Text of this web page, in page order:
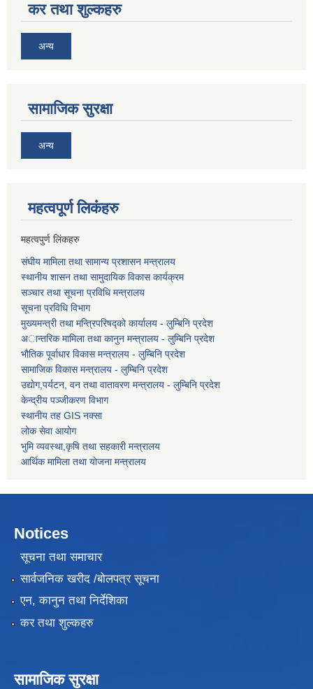
कर तथा शुल्कहरु
अन्य
सामाजिक सुरक्षा
अन्य
महत्वपूर्ण लि‌कंंहरु
महत्वपुर्ण लिंकहरु
संघीय मामिला तथा सामान्य प्रशासन मन्त्रालय
स्थानीय शासन तथा सामुदायिक विकास कार्यक्रम
सञ्चार तथा सूचना प्रविधि मन्त्रालय
सूचना प्रविधि विभाग
मुख्यमन्त्री तथा मन्त्रिपरिषद्को कार्यालय - लुम्बिनि प्रदेश
अान्तरिक मामिला तथा कानुन मन्त्रालय - लुम्बिनि प्रदेश
भौतिक पूर्वाधार विकास मन्त्रालय - लुम्बिनि प्रदेश
सामाजिक विकास मन्त्रालय - लुम्बिनि प्रदेश
उद्याेग,पर्यटन, वन तथा वातावरण मन्त्रालय - लुम्बिनि प्रदेश
केन्द्रीय पञ्जीकरण विभाग
स्थानीय तह GIS नक्सा
लोक सेवा आयोग
भुमि व्यवस्था,कृषि तथा सहकारी मन्त्रालय
आर्थिक मामिला तथा याेजना मन्त्रालय
Notices
सूचना तथा समाचार
सार्वजनिक खरीद /बोलपत्र सूचना
एन, कानुन तथा निर्देशिका
कर तथा शुल्कहरु
सामाजिक सुरक्षा